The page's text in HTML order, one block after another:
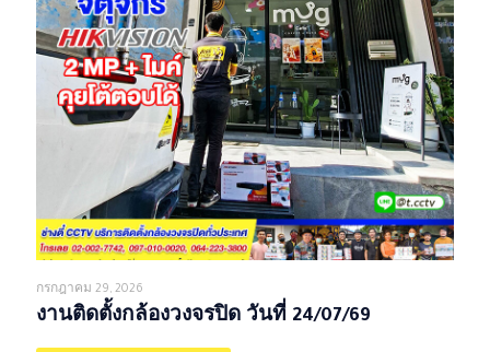
กรกฎาคม 29, 2026
งานติดตั้งกล้องวงจรปิด วันที่ 24/07/69